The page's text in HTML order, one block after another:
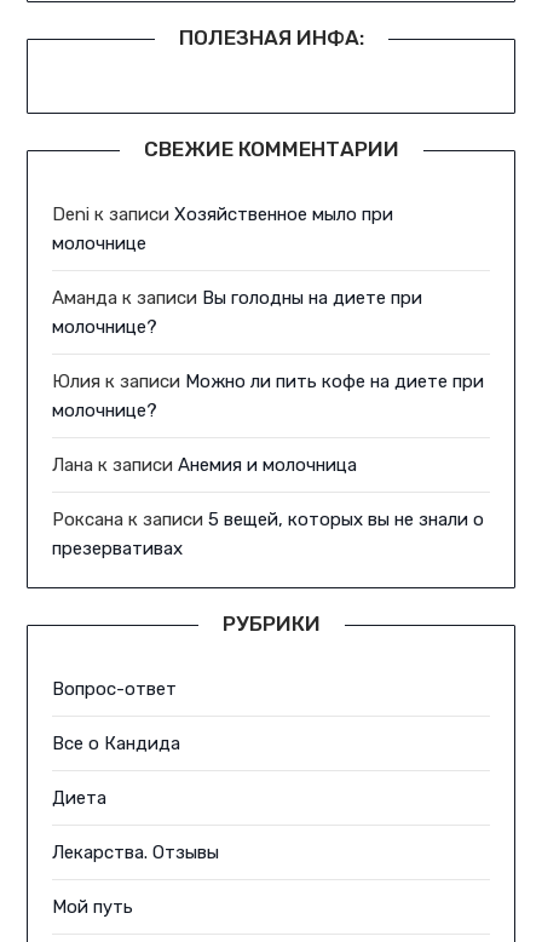
ПОЛЕЗНАЯ ИНФА:
СВЕЖИЕ КОММЕНТАРИИ
Deni к записиХозяйственное мыло при
молочнице
Аманда к записи Вы голодны на диете при
молочнице?
Юлия к записи Можно ли пить кофе на диете при
молочнице?
Лана к записиАнемия и молочница
Роксана к записи5 вещей, которых вы не знали о
презервативах
РУБРИКИ
Вопрос-ответ
Все о Кандида
Диета
Лекарства. Отзывы
Мой путь